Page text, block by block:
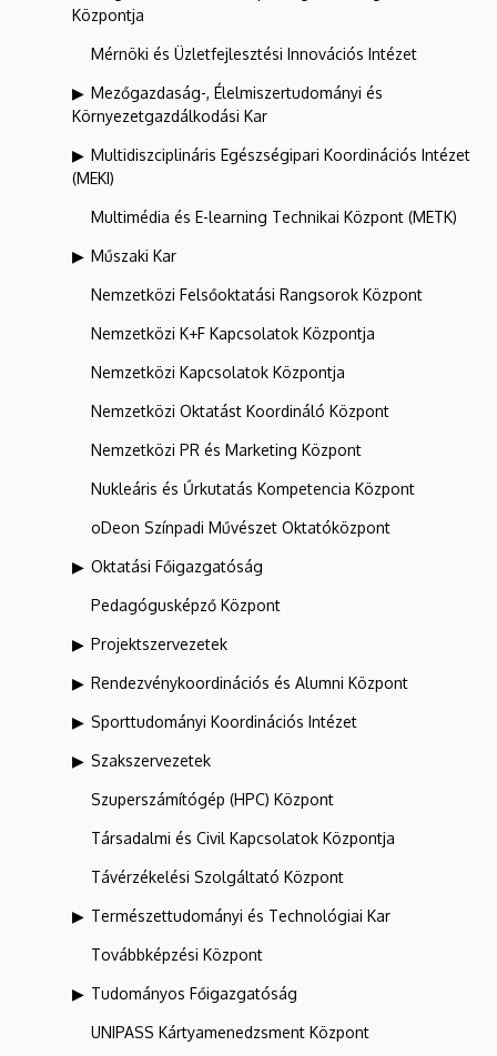
Központja
Mérnöki és Üzletfejlesztési Innovációs Intézet
Mezőgazdaság-, Élelmiszertudományi és
Környezetgazdálkodási Kar
Multidiszciplináris Egészségipari Koordinációs Intézet
(MEKI)
Multimédia és E-learning Technikai Központ (METK)
Műszaki Kar
Nemzetközi Felsőoktatási Rangsorok Központ
Nemzetközi K+F Kapcsolatok Központja
Nemzetközi Kapcsolatok Központja
Nemzetközi Oktatást Koordináló Központ
Nemzetközi PR és Marketing Központ
Nukleáris és Űrkutatás Kompetencia Központ
oDeon Színpadi Művészet Oktatóközpont
Oktatási Főigazgatóság
Pedagógusképző Központ
Projektszervezetek
Rendezvénykoordinációs és Alumni Központ
Sporttudományi Koordinációs Intézet
Szakszervezetek
Szuperszámítógép (HPC) Központ
Társadalmi és Civil Kapcsolatok Központja
Távérzékelési Szolgáltató Központ
Természettudományi és Technológiai Kar
Továbbképzési Központ
Tudományos Főigazgatóság
UNIPASS Kártyamenedzsment Központ